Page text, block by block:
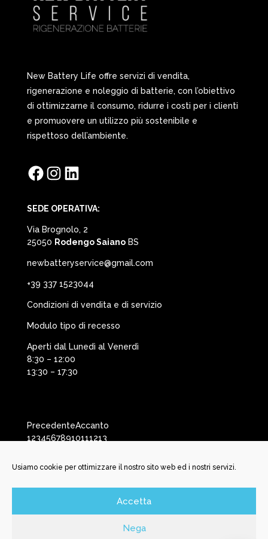
Usiamo cookie per ottimizzare il nostro sito web ed i nostri servizi.
Accetta
Nega
New Battery Life offre servizi di vendita,
rigenerazione e noleggio di batterie, con l’obiettivo
di ottimizzarne il consumo, ridurre i costi per i clienti
e promuovere un utilizzo più sostenibile e
rispettoso dell’ambiente.
FacebookInstagramLinkedIn
SEDE OPERATIVA:
Via Brognolo, 2
25050 Rodengo SaianoBS
newbatteryservice@gmail.com
+39 337 1523044
Condizioni di vendita e di servizio
Modulo tipo di recesso
Aperti dal Lunedì al Venerdì
8:30 – 12:00
13:30 – 17:30
PrecedenteAccanto
12345678910111213
©️ New Battery Service Srl | Via San Martino, 29 | 25037